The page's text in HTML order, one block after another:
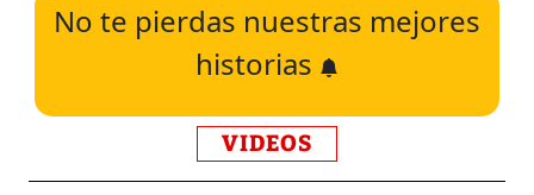
No te pierdas nuestras mejores
historias
VIDEOS